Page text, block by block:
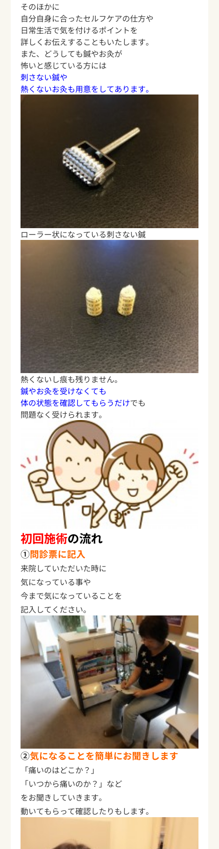
そのほかに
自分自身に合ったセルフケアの仕方や
日常生活で気を付けるポイントを
詳しくお伝えすることもいたします。
また、どうしても鍼やお灸が
怖いと感じている方には
刺さない鍼や
熱くないお灸も用意をしてあります。
ローラー状になっている刺さない鍼
熱くないし痕も残りません。
鍼やお灸を受けなくても
体の状態を確認してもらうだけでも
問題なく受けられます。
初回施術の流れ
①問診票に記入
来院していただいた時に
気になっている事や
今まで気になっていることを
記入してください。
②気になることを簡単にお聞きします
「痛いのはどこか？」
「いつから痛いのか？」など
をお聞きしていきます。
動いてもらって確認したりもします。